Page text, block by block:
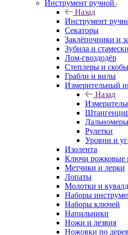
Инструмент ручной
Назад
Инструмент
Секаторы
Заклёпочники и
Зубила и стамески
Лом-гвоздодёр
Степлеры и скобы
Грабли и вилы
Измерительный
Назад
Рулетки
Уровни и
Изолента
Ключи рожковые
Метчики и лерки
Лопаты
Молотки и
Наборы
Наборы ключей
Напильники
Ножи и лезвия
Ножовки по